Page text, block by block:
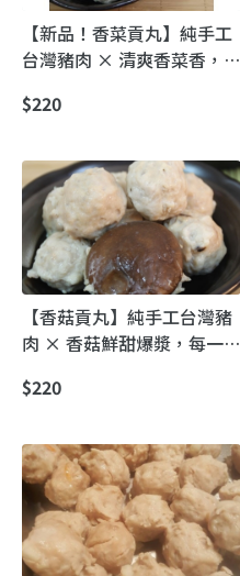
【新品！香菜貢丸】純手工
台灣豬肉 × 清爽香菜香，紮
來！
$220
【香菇貢丸】純手工台灣豬
肉 × 香菇鮮甜爆漿，每一口
$220